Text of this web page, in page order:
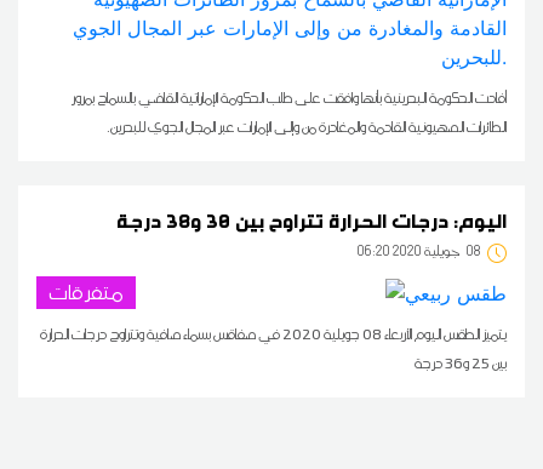
أفادت الحكومة البحرينية بأنها وافقت على طلب الحكومة الإماراتية القاضي بالسماح بمرور
الطائرات الصهيونية القادمة والمغادرة من وإلى الإمارات عبر المجال الجوي للبحرين.
اليوم: درجات الحرارة تتراوح بين 30 و38 درجة
08 06:20 2020 جويلية
متفرقات
يتميز الطقس اليوم الأربعاء 08 جويلية 2020 في صفاقس بسماء صافية وتتراوح درجات الحرارة
بين 25 و36 درجة